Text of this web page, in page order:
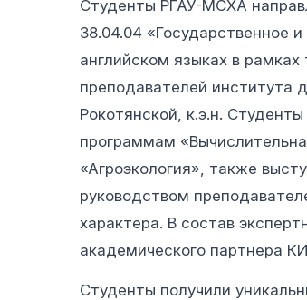
Студенты РГАУ-МСХА
38.04.04 «Государственное
английском языках в
преподавателей института
Рокотянской, к.э.н.
программам
«Агроэкология», также
руководством
характера. В состав
академического партнера
Студенты получили